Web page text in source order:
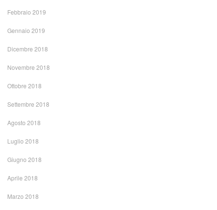
Febbraio 2019
Gennaio 2019
Dicembre 2018
Novembre 2018
Ottobre 2018
Settembre 2018
Agosto 2018
Luglio 2018
Giugno 2018
Aprile 2018
Marzo 2018